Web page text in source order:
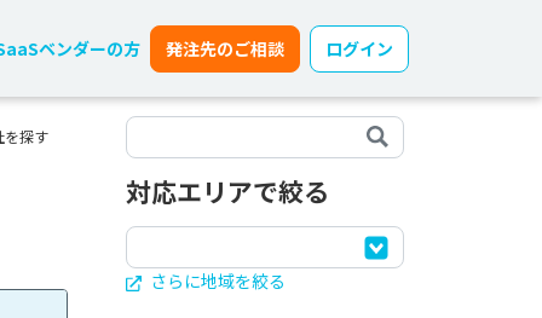
ベンダーの方 発注先のご相談 ログイン
を探す
対応エリアで絞る
さらに地域を絞る